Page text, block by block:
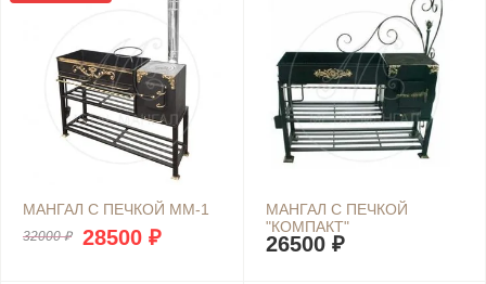
МАНГАЛ С ПЕЧКОЙ ММ-1
32000 ₽ 28500 ₽
МАНГАЛ С ПЕЧКОЙ
"КОМПАКТ"
26500 ₽